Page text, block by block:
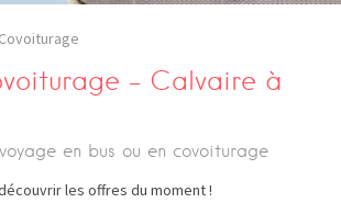
– Calvaire à
en bus ou en covoiturage
les offres du moment !